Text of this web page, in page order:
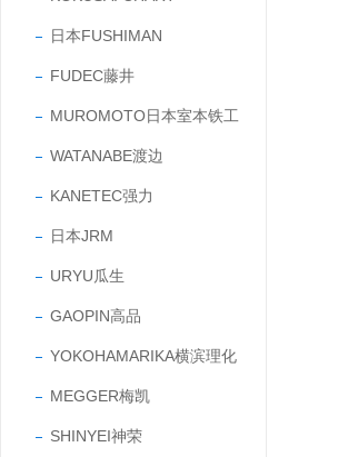
日本FUSHIMAN
FUDEC藤井
MUROMOTO日本室本铁工
WATANABE渡边
KANETEC强力
日本JRM
URYU瓜生
GAOPIN高品
YOKOHAMARIKA横滨理化
MEGGER梅凯
SHINYEI神荣